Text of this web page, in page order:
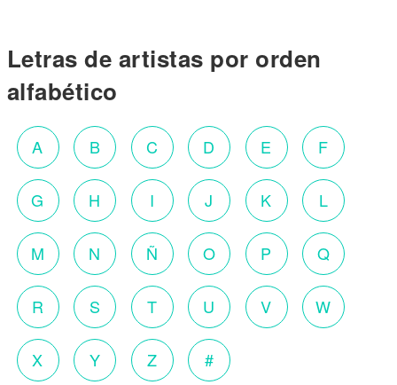
Letras de artistas por orden
alfabético
A B C D E F
G H I J K L
M N Ñ O P Q
R S T U V W
X Y Z #